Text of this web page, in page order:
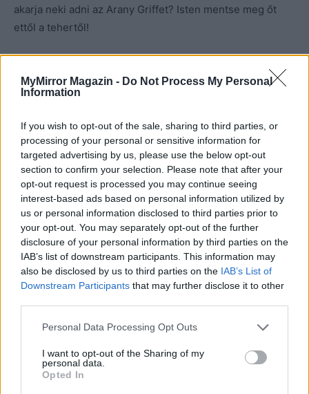
MyMirror Magazin - Do Not Process My Personal
Information
If you wish to opt-out of the sale, sharing to third parties, or
processing of your personal or sensitive information for
targeted advertising by us, please use the below opt-out
section to confirm your selection. Please note that after your
opt-out request is processed you may continue seeing
interest-based ads based on personal information utilized by
us or personal information disclosed to third parties prior to
your opt-out. You may separately opt-out of the further
disclosure of your personal information by third parties on the
IAB’s list of downstream participants. This information may
also be disclosed by us to third parties on the IAB’s List of
Downstream Participants that may further disclose it to other
Personal Data Processing Opt Outs
I want to opt-out of the Sharing of my
personal data.
Opted In
akarja neki adni az Arany Griffet? Isten mentse meg őt
ettől a tehertől!
Imre Hilda
Oktatás és nevelés területén dolgozom, de minden
szabadidőmben írok. Szeretek belesni a hétköznapok függönye
mögé és közben keresem az embert, a nőt a jól legyártott álarcok